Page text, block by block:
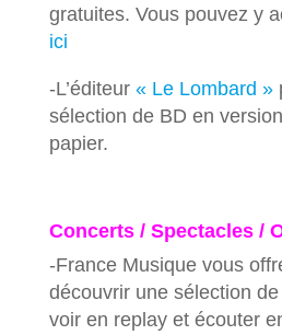
gratuites. Vous pouvez y
ici
-L’éditeur « Le Lombard »
sélection de BD en
papier.
Concerts / Spectacles /
-France Musique vous
découvrir une sélection de
voir en replay et écouter